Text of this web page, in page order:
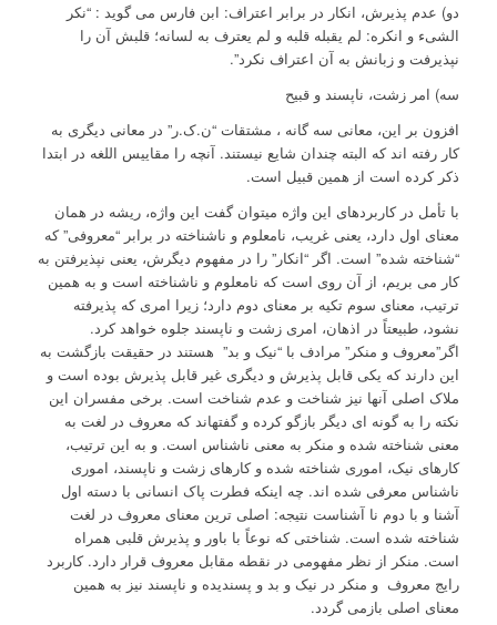
دو) عدم پذیرش، انکار در برابر اعتراف: ابن فارس می گوید : “نکر
الشیء و انکره: لم یقبله قلبه و لم یعترف به لسانه؛ قلبش آن را
نپذیرفت و زبانش به آن اعتراف نکرد”.
سه) امر زشت، ناپسند و قبیح
افزون بر این، معانی سه گانه ، مشتقات “ن.ک.ر” در معانی دیگری به
کار رفته اند که البته چندان شایع نیستند. آنچه را مقاییس اللغه در ابتدا
ذکر کرده است از همین قبیل است.
با تأمل در کاربردهای این واژه میتوان گفت این واژه، ریشه در همان
معنای اول دارد، یعنی غریب، نامعلوم و ناشناخته در برابر “معروفی” که
“شناخته شده” است. اگر “انکار” را در مفهوم دیگرش، یعنی نپذیرفتن به
کار می بریم، از آن روی است که نامعلوم و ناشناخته است و به همین
ترتیب، معنای سوم تکیه بر معنای دوم دارد؛ زیرا امری که پذیرفته
نشود، طبیعتاً در اذهان، امری زشت و ناپسند جلوه خواهد کرد.
اگر”معروف و منکر” مرادف با “نیک و بد” هستند در حقیقت بازگشت به
این دارند که یکی قابل پذیرش و دیگری غیر قابل پذیرش بوده است و
ملاک اصلی آنها نیز شناخت و عدم شناخت است. برخی مفسران این
نکته را به گونه ای دیگر بازگو کرده و گفته­اند که معروف در لغت به
معنی شناخته شده و منکر به معنی ناشناس است. و به این ترتیب،
کارهای نیک، اموری شناخته شده و کارهای زشت و ناپسند، اموری
ناشناس معرفی شده اند. چه اینکه فطرت پاک انسانی با دسته اول
آشنا و با دوم نا آشناست نتیجه: اصلی ترین معنای معروف در لغت
شناخته شده است. شناختی که نوعاً با باور و پذیرش قلبی همراه
است. منکر از نظر مفهومی در نقطه مقابل معروف قرار دارد. کاربرد
رایج معروف و منکر در نیک و بد و پسندیده و ناپسند نیز به همین
معنای اصلی بازمی گردد.